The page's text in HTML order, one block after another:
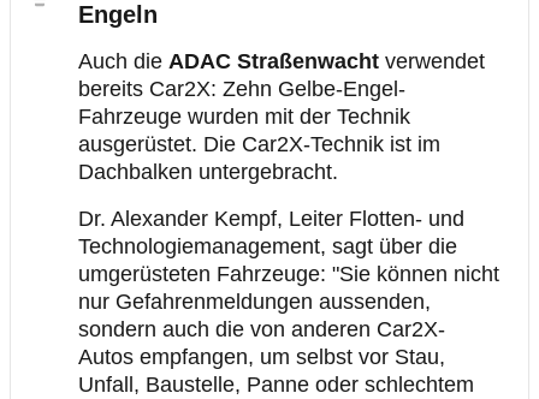
Engeln
Auch die ADAC Straßenwacht verwendet
bereits Car2X: Zehn Gelbe-Engel-
Fahrzeuge wurden mit der Technik
ausgerüstet. Die Car2X-Technik ist im
Dachbalken untergebracht.
Dr. Alexander Kempf, Leiter Flotten- und
Technologiemanagement, sagt über die
umgerüsteten Fahrzeuge: "Sie können nicht
nur Gefahrenmeldungen aussenden,
sondern auch die von anderen Car2X-
Autos empfangen, um selbst vor Stau,
Unfall, Baustelle, Panne oder schlechtem